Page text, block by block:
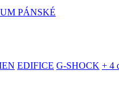
PÁNSKÉ
EDIFICE G-SHOCK + 4